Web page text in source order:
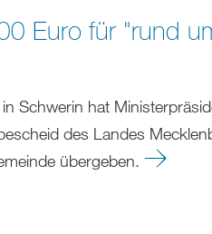
Euro für "rund
Schwerin hat
des Landes
übergeben.